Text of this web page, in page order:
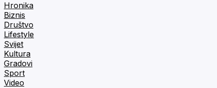
Hronika
Biznis
Društvo
Lifestyle
Svijet
Kultura
Gradovi
Sport
Video